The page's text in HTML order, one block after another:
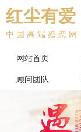
红尘有爱
中国高端婚恋网
网站首页
顾问团队